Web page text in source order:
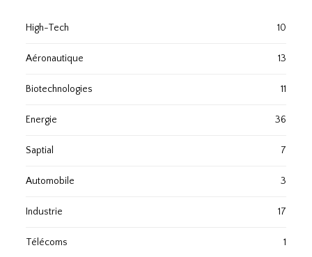
High-Tech 10
Aéronautique 13
Biotechnologies 11
Energie 36
Saptial 7
Automobile 3
Industrie 17
Télécoms 1